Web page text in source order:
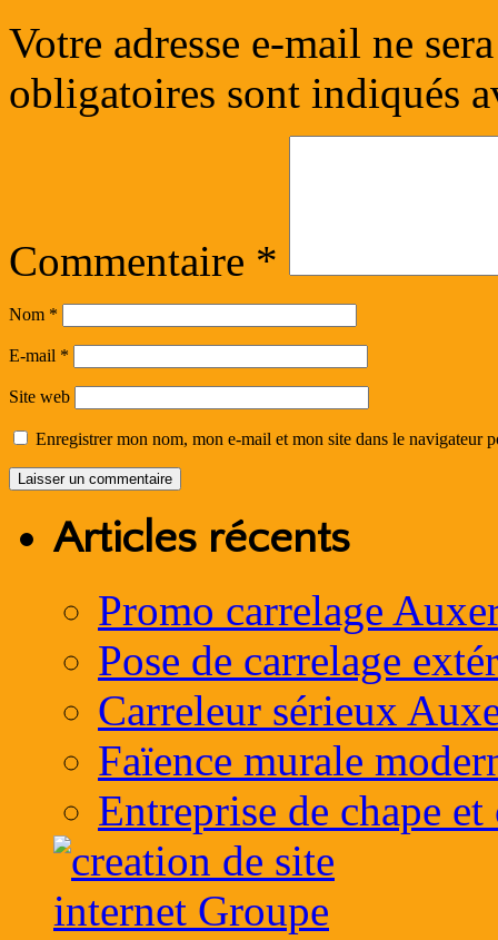
Votre adresse e-mail ne
obligatoires sont indiqués
Commentaire *
Nom *
E-mail *
Site web
Enregistrer mon nom, mon e-mail et mon site dans le navigateur
Articles récents
Promo carrelage
Pose de carrelage
Carreleur sérieux
Faïence murale
Entreprise de chape